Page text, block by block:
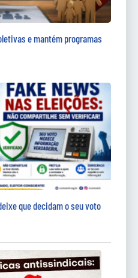
e mantém programas
que decidam o seu voto